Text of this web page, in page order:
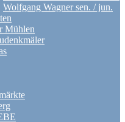
Wolfgang Wagner sen. / jun.
Mühlen